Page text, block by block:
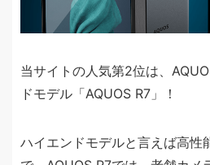
当サイトの人気第2位は、
ドモデル「AQUOS R7」！
ハイエンドモデルと言えば高性